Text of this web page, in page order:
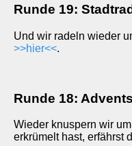
Runde 19:
Und wir radeln wieder
>>hier<<.
Runde 18:
Wieder knuspern wir
erkrümelt hast, erfährst